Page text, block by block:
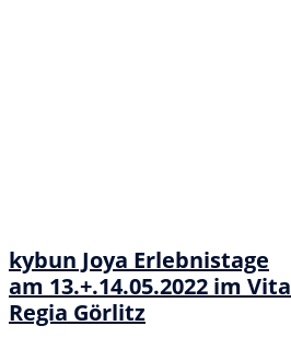
kybun Joya Erlebnistage
am 13.+.14.05.2022 im Vita
Regia Görlitz